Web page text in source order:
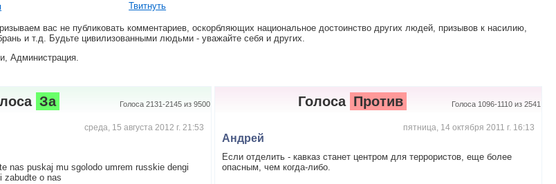
Твитнуть
вас не публиковать комментариев, оскорбляющих национальное достоинство других людей, призывов к насилию,
и т.д. Будьте цивилизованными людьми - уважайте себя и других.
Администрация.
За Голоса 2131-2145 из 9500
среда, 15 августа 2012 г. 21:53
nas puskaj mu sgolodo umrem russkie dengi
zabudte o nas
Голоса Против Голоса 1096-1110 из 2541
пятница, 14 октября 2011 г. 16:13
Андрей
Если отделить - кавказ станет центром для террористов, еще более
опасным, чем когда-либо.